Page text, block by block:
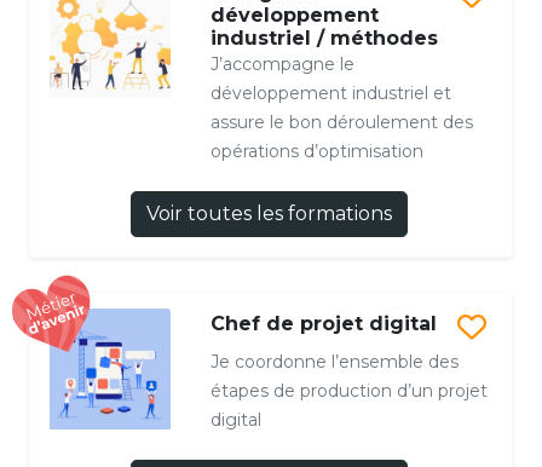
développement
industriel / méthodes
J’accompagne le
développement industriel et
assure le bon déroulement des
opérations d’optimisation
Voir toutes les formations
Chef de projet digital
Je coordonne l’ensemble des
étapes de production d’un projet
digital